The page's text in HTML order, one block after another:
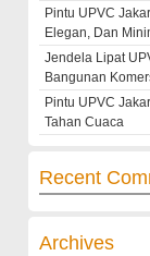
Pintu UPVC
Elegan, Dan
Jendela Lipat
Bangunan
Pintu UPVC
Tahan Cuaca
Recent
Archives